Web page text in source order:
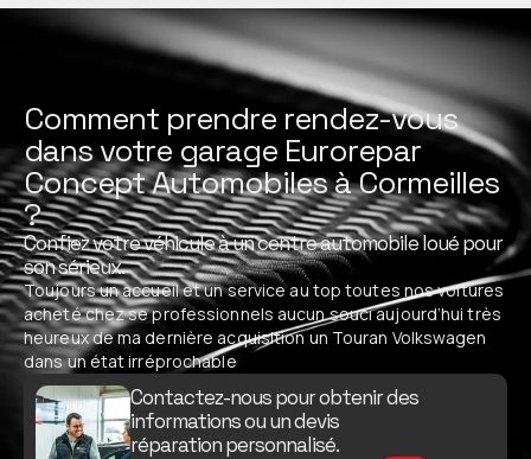
Comment prendre rendez-vous
dans votre garage Eurorepar
Concept Automobiles à Cormeilles
?
Confiez votre véhicule à un centre automobile loué pour
son sérieux.
Toujours un accueil et un service au top toutes nos voitures
acheté chez se professionnels aucun souci aujourd’hui très
heureux de ma dernière acquisition un Touran Volkswagen
dans un état irréprochable
Contactez-nous pour obtenir des
informations ou un devis
réparation personnalisé.